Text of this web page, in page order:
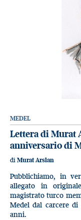
MEDEL
Lettera di Murat
anniversario di
di Murat Arslan
Pubblichiamo, in
allegato in
magistrato turco
Medel dal carcere
anni.